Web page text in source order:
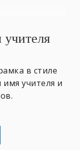
в стиле
учителя и